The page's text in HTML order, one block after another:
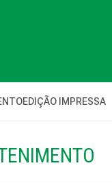
EDIÇÃO IMPRESSA